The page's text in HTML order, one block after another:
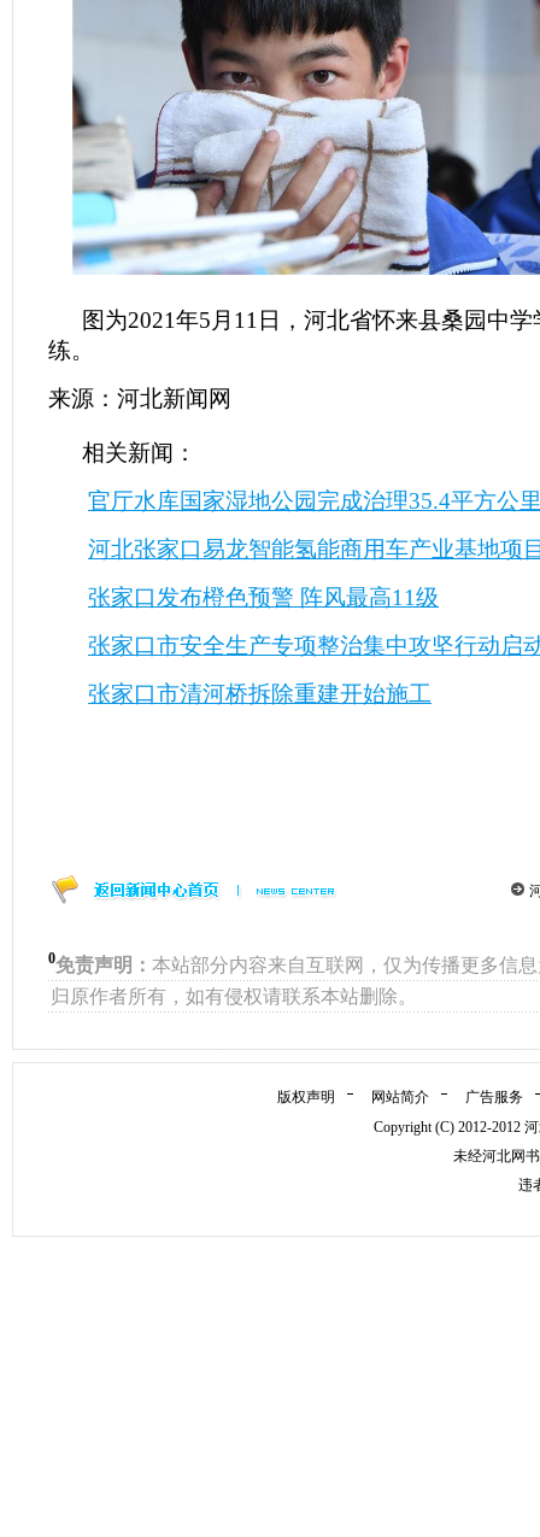
图为2021年5月11日，河北省怀来县桑园中
练。
来源：河北新闻网
相关新闻：
官厅水库国家湿地公园完成治理35.4平方公
河北张家口易龙智能氢能商用车产业基地项
张家口发布橙色预警 阵风最高11级
张家口市安全生产专项整治集中攻坚行动启
张家口市清河桥拆除重建开始施工
0免责声明： 本站部分内容来自互联网，仅为传播更多信
归原作者所有，如有侵权请联系本站删除。
版权声明 网站简介
广告服务
Copyright (C) 2012-2012
未经河北网
违